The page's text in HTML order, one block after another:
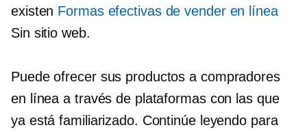
existen Formas efectivas de vender en línea
Sin sitio web.
Puede ofrecer sus productos a compradores
en línea a través de plataformas con las que
ya está familiarizado. Continúe leyendo para